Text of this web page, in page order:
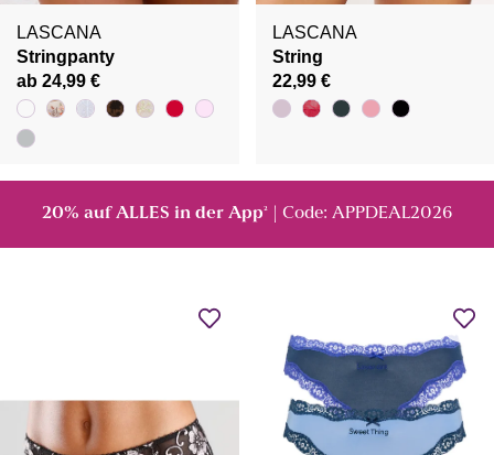
LASCANA
Stringpanty
ab 24,99 €
LASCANA
String
22,99 €
20% auf ALLES in der App² | Code: APPDEAL2026